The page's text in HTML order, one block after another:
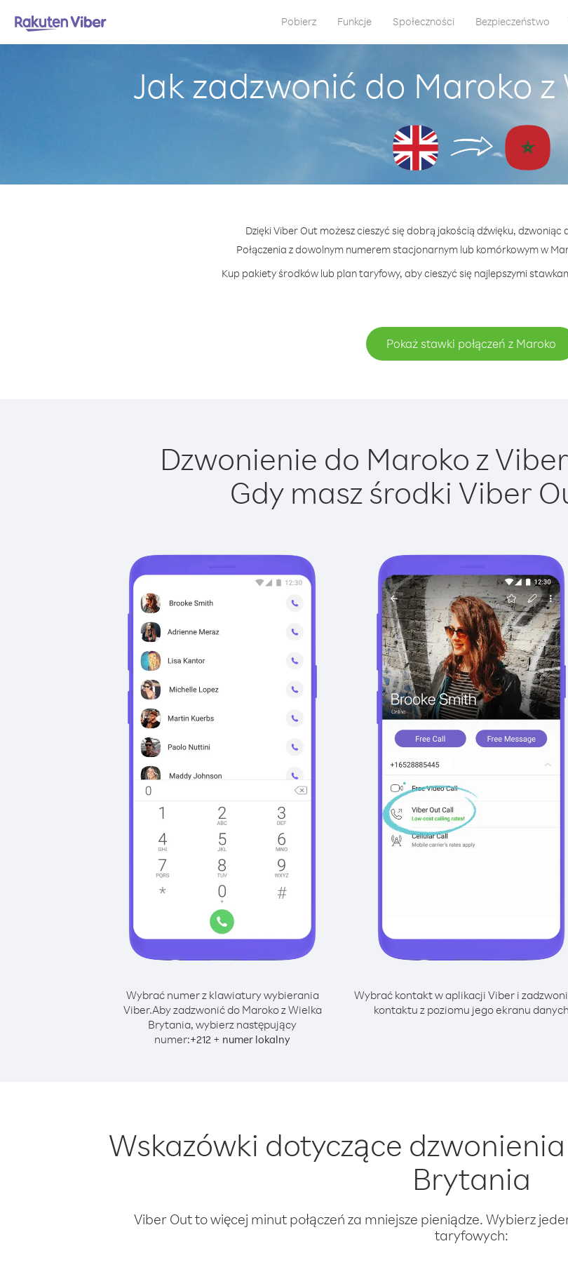
Pobierz Funkcje Społeczności Bezpieczeństwo
Jak zadzwonić do Maroko
Dzięki Viber Out możesz cieszyć się dobrą jakością dźwięku,
Połączenia z dowolnym numerem stacjonarnym lub komórkowym w
Kup pakiety środków lub plan taryfowy, aby cieszyć się najlepszymi
Pokaż stawki połączeń z Maroko
Dzwonienie do Maroko z
Gdy masz środki Viber
Wybrać numer z klawiatury wybierania
Viber.Aby zadzwonić do Maroko z Wielka
Brytania, wybierz następujący
numer:+212 + numer lokalny
Wybrać kontakt w aplikacji Viber i
kontaktu z poziomu jego ekranu danych
Wskazówki dotyczące
Brytania
Viber Out to więcej minut połączeń za mniejsze pieniądze. Wybierz
taryfowych: